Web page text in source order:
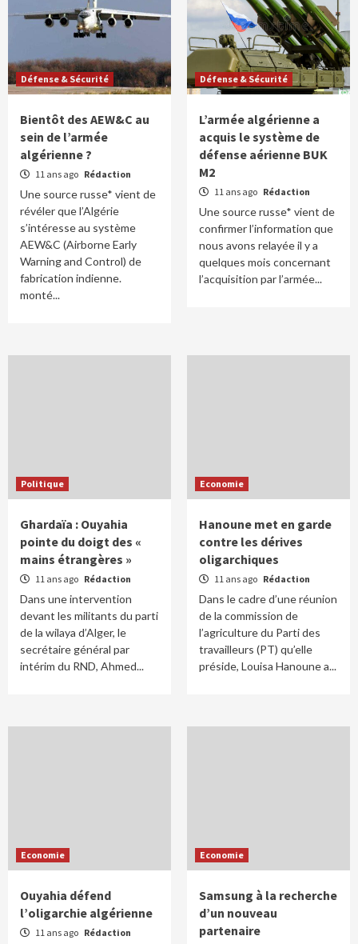
Défense & Sécurité
Bientôt des AEW&C au
sein de l’armée
algérienne ?
11 ans ago Rédaction
Une source russe* vient de
révéler que l’Algérie
s’intéresse au système
AEW&C (Airborne Early
Warning and Control) de
fabrication indienne.
monté...
Défense & Sécurité
L’armée algérienne a
acquis le système de
défense aérienne BUK
M2
11 ans ago Rédaction
Une source russe* vient de
confirmer l’information que
nous avons relayée il y a
quelques mois concernant
l’acquisition par l’armée...
Politique
Ghardaïa : Ouyahia
pointe du doigt des «
mains étrangères »
11 ans ago Rédaction
Dans une intervention
devant les militants du parti
de la wilaya d’Alger, le
secrétaire général par
intérim du RND, Ahmed...
Economie
Hanoune met en garde
contre les dérives
oligarchiques
11 ans ago Rédaction
Dans le cadre d’une réunion
de la commission de
l’agriculture du Parti des
travailleurs (PT) qu’elle
préside, Louisa Hanoune a...
Economie
Ouyahia défend
l’oligarchie algérienne
11 ans ago Rédaction
Economie
Samsung à la recherche
d’un nouveau
partenaire